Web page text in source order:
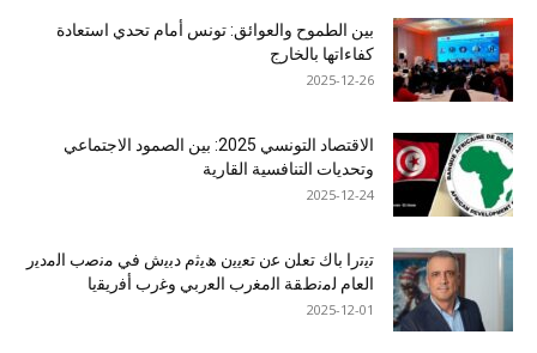
بين الطموح والعوائق: تونس أمام تحدي استعادة
كفاءاتها بالخارج
2025-12-26
الاقتصاد التونسي 2025: بين الصمود الاجتماعي
وتحديات التنافسية القارية
2025-12-24
ﺗﯾﺗرا ﺑﺎك ﺗﻌﻠن ﻋن ﺗﻌﯾﯾن ھﯾﺛم دﺑﯾش ﻓﻲ ﻣﻧﺻب اﻟﻣدﯾر
اﻟﻌﺎم ﻟﻣﻧطﻘﺔ اﻟﻣﻐرب اﻟﻌرﺑﻲ وﻏرب أﻓرﯾﻘﯾﺎ
2025-12-01